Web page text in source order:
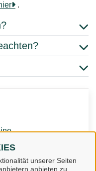
unserer Seiten
anbieten zu
.